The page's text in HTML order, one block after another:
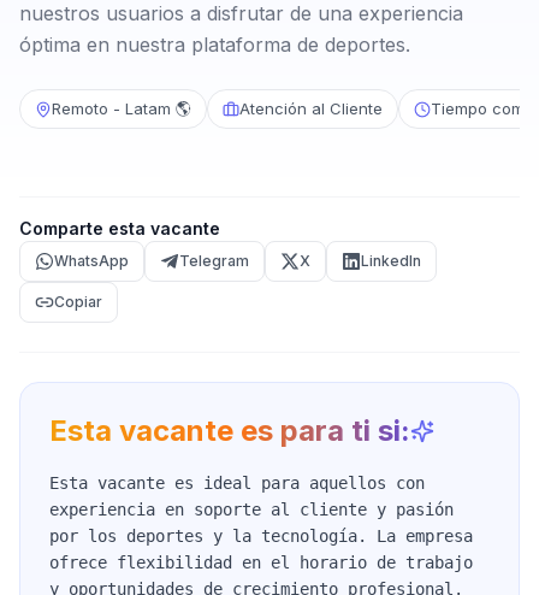
nuestros usuarios a disfrutar de una experiencia
óptima en nuestra plataforma de deportes.
Remoto - Latam 🌎 Atención al Cliente Tiempo
Comparte esta vacante
WhatsApp Telegram X LinkedIn
Copiar
Esta vacante es para ti si:
Esta vacante es ideal para aquellos con
experiencia en soporte al cliente y pasión
por los deportes y la tecnología. La empresa
ofrece flexibilidad en el horario de trabajo
y oportunidades de crecimiento profesional.